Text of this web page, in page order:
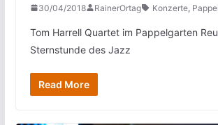
30/04/2018 RainerOrtag Konzerte,
Tom Harrell Quartet im Pappelgarten
Sternstunde des Jazz
Read More